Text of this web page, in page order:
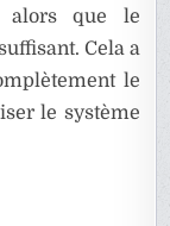
alors que le
Cela a
le
le système